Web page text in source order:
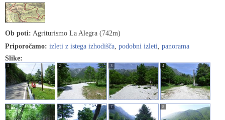
Ob poti: Agriturismo La Alegra (742m)
Priporočamo: izleti z istega izhodišča, podobni izleti, panorama
Slike:
1 2 3 4
5 6 7 8